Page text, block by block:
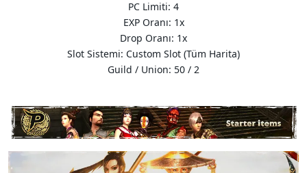
PC Limiti: 4
EXP Oranı: 1x
Drop Oranı: 1x
Slot Sistemi: Custom Slot (Tüm Harita)
Guild / Union: 50 / 2